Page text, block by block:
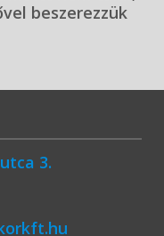
beszerezzük
3.